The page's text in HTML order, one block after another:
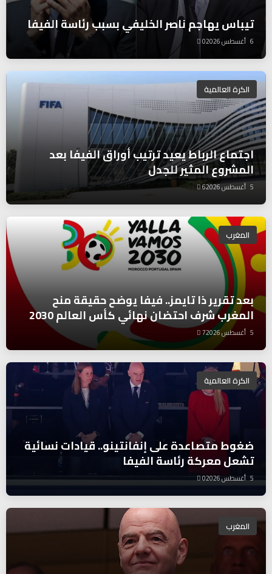
تيباس يهاجم ناصر الخليفي بسبب رئاسة الفيفا
6 أغسطس 2026 0
الكرة العالمية
اجتماع الرباط يعيد ترتيب أوراق الفيفا بعد
المشروع المثير للجدل
5 أغسطس 2026 6
المغرب
بعد تقرير ذا تايمز.. فيفا يوضح حقيقة منح
المغرب شرف احتضان نهائي كأس العالم 2030
5 أغسطس 2026 7
الكرة العالمية
ضغوط متصاعدة على إنفانتينو.. قيادات نسائية
تشعل معركة رئاسة الفيفا
5 أغسطس 2026 0
المغرب